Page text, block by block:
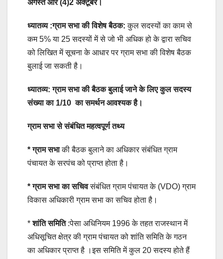
अगस्त और (4)2 अक्टूबर।
ध्यातव्य :ग्राम सभा की विशेष बैठक:कुल सदस्यों का काम से
कम 5% या 25 सदस्यों में से जो भी अधिक हो के द्वारा सचिव
को लिखित में सूचना के आधार पर ग्राम सभा की विशेष बैठक
बुलाई जा सकती है।
ध्यातव्य: ग्राम सभा की बैठक बुलाई जाने के लिए कुल सदस्य
संख्या का 1/10 का समर्थन आवश्यक है।
ग्राम सभा से संबंधित महत्वपूर्ण तथ्य
* ग्राम सभाकी बैठक बुलाने का अधिकार संबंधित ग्राम
पंचायत के सरपंच को प्राप्त होता है।
* ग्राम सभा का सचिवसंबंधित ग्राम पंचायत के (VDO) ग्राम
विकास अधिकारी ग्राम सभा का सचिव होता है।
*शांति समिति:पेसा अधिनियम 1996 के तहत राजस्थान में
अधिसूचित क्षेत्र की ग्राम पंचायत को शांति समिति के गठन
का अधिकार प्राप्त है ।इस समिति में कुल 20 सदस्य होते हैं